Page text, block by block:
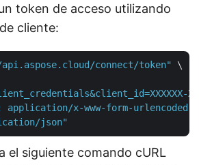
token de acceso utilizando
cliente:
connect/token"
\
application/x-www-form-urlencoded"
json"
el siguiente comando cURL